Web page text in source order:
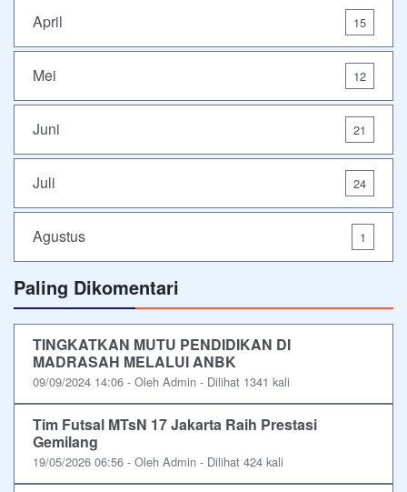
April 15
Mei 12
Juni 21
Juli 24
Agustus 1
Paling Dikomentari
TINGKATKAN MUTU PENDIDIKAN DI
MADRASAH MELALUI ANBK
09/09/2024 14:06 - Oleh Admin - Dilihat 1341 kali
Tim Futsal MTsN 17 Jakarta Raih Prestasi
Gemilang
19/05/2026 06:56 - Oleh Admin - Dilihat 424 kali